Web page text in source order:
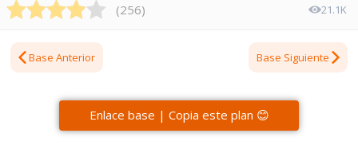
(256) 21.1K
Base Anterior Base Siguiente
Enlace base | Copia este plan 😊